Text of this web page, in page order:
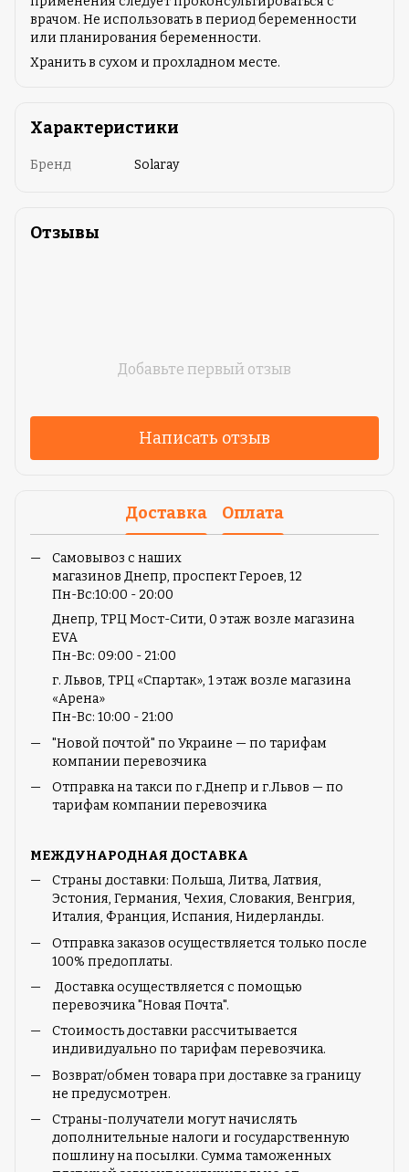
врачом. Не использовать в период беременности
или планирования беременности.
Хранить в сухом и прохладном месте.
Характеристики
Бренд Solaray
Отзывы
Добавьте первый отзыв
Написать отзыв
Доставка Оплата
Самовывоз с наших
магазинов Днепр, проспект Героев, 12
Пн-Вс:10:00 - 20:00
Днепр, ТРЦ Мост-Сити, 0 этаж возле магазина
EVA
Пн-Вс: 09:00 - 21:00
г. Львов, ТРЦ «Спартак», 1 этаж возле магазина
«Арена»
Пн-Вс: 10:00 - 21:00
"Новой почтой" по Украине — по тарифам
компании перевозчика
Отправка на такси по г.Днепр и г.Львов — по
тарифам компании перевозчика
МЕЖДУНАРОДНАЯ ДОСТАВКА
Страны доставки: Польша, Литва, Латвия,
Эстония, Германия, Чехия, Словакия, Венгрия,
Италия, Франция, Испания, Нидерланды.
Отправка заказов осуществляется только после
100% предоплаты.
Доставка осуществляется с помощью
перевозчика "Новая Почта".
Стоимость доставки рассчитывается
индивидуально по тарифам перевозчика.
Возврат/обмен товара при доставке за границу
не предусмотрен.
Страны-получатели могут начислять
дополнительные налоги и государственную
пошлину на посылки. Сумма таможенных